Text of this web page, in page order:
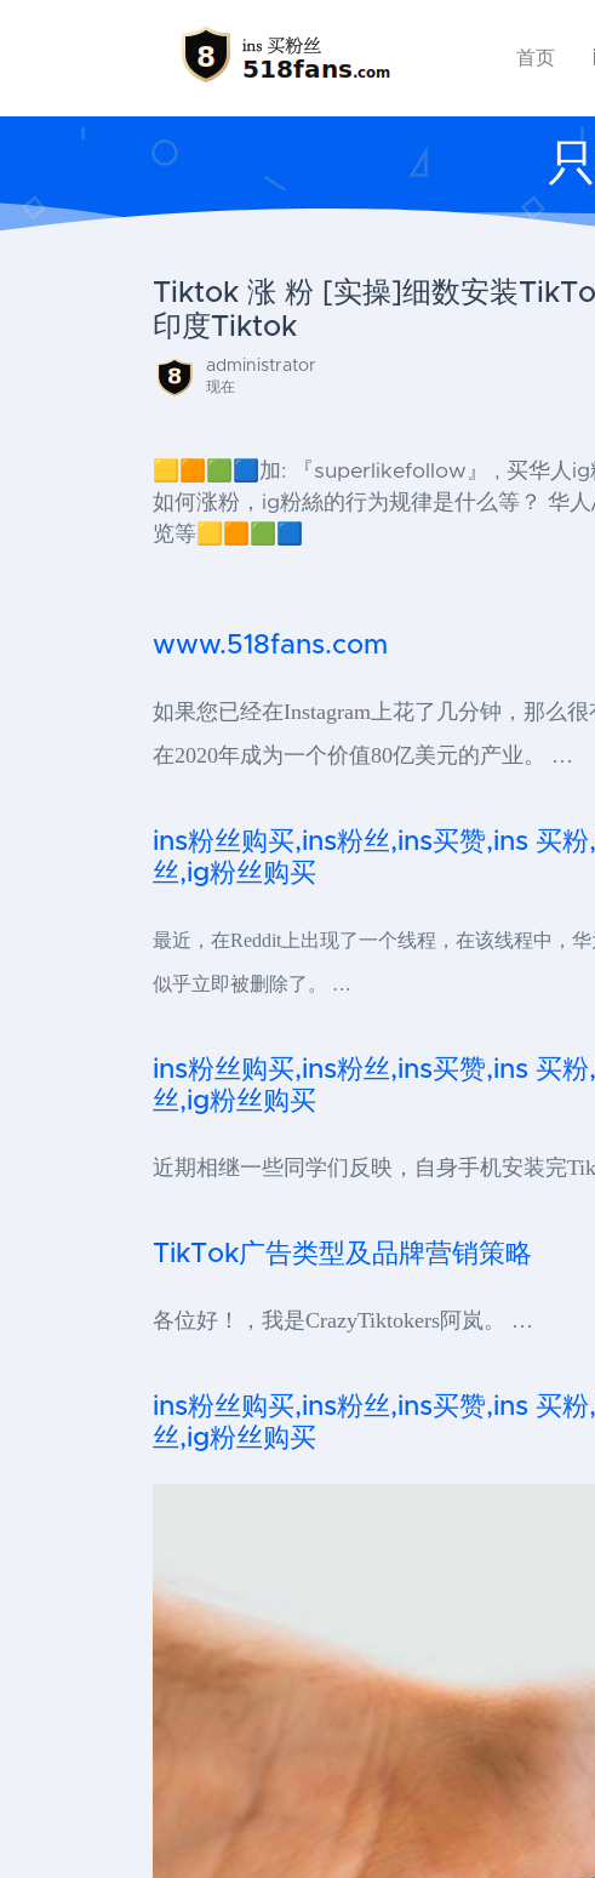
首页
Tiktok 涨 粉 [实操]细数安装
印度Tiktok
administrator
现在
🟨🟧🟩🟦加: 『superlikefollow』 , 买华人ig
如何涨粉，ig粉絲的行为规律是什么等？ 华
览等🟨🟧🟩🟦
www.518fans.com
如果您已经在Instagram上花了几分钟，那么
在2020年成为一个价值80亿美元的产业。 …
ins粉丝购买,ins粉丝,ins买赞,ins 买
丝,ig粉丝购买
最近，在Reddit上出现了一个线程，在该线程中，
似乎立即被删除了。 …
ins粉丝购买,ins粉丝,ins买赞,ins 买
丝,ig粉丝购买
近期相继一些同学们反映，自身手机安装完
TikTok广告类型及品牌营销策略
各位好！，我是CrazyTiktokers阿岚。 …
ins粉丝购买,ins粉丝,ins买赞,ins 买
丝,ig粉丝购买